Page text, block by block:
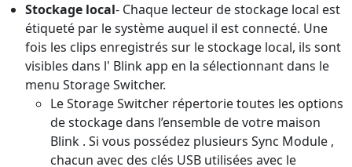
Stockage local- Chaque lecteur de stockage local est
étiqueté par le système auquel il est connecté. Une
fois les clips enregistrés sur le stockage local, ils sont
visibles dans l' Blink app en la sélectionnant dans le
menu Storage Switcher.
Le Storage Switcher répertorie toutes les options
de stockage dans l’ensemble de votre maison
Blink . Si vous possédez plusieurs Sync Module ,
chacun avec des clés USB utilisées avec le